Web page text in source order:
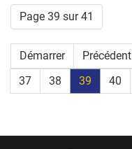
Page 39 sur 41
Démarrer Précédent
37
38 39 40